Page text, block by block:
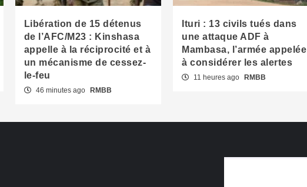
Libération de 15 détenus
de l’AFC/M23 : Kinshasa
appelle à la réciprocité et à
un mécanisme de cessez-
le-feu
46 minutes ago RMBB
Ituri : 13 civils tués dans
une attaque ADF à
Mambasa, l’armée appelée
à considérer les alertes
11 heures ago RMBB